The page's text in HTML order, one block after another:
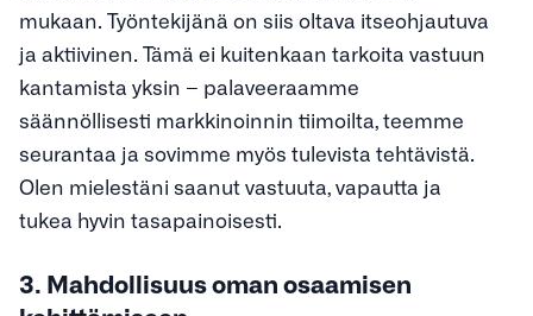
mukaan. Työntekijänä on siis oltava itseohjautuva
ja aktiivinen. Tämä ei kuitenkaan tarkoita vastuun
kantamista yksin – palaveeraamme
säännöllisesti markkinoinnin tiimoilta, teemme
seurantaa ja sovimme myös tulevista tehtävistä.
Olen mielestäni saanut vastuuta, vapautta ja
tukea hyvin tasapainoisesti.
3. Mahdollisuus oman osaamisen